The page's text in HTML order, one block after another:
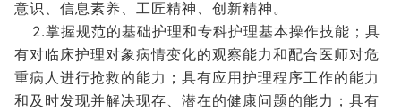
意识、信息素养、工匠精神、创新精神。
2.掌握规范的基础护理和专科护理基本操作技能；具
有对临床护理对象病情变化的观察能力和配合医师对危
重病人进行抢救的能力；具有应用护理程序工作的能力
和及时发现并解决现存、潜在的健康问题的能力；具有